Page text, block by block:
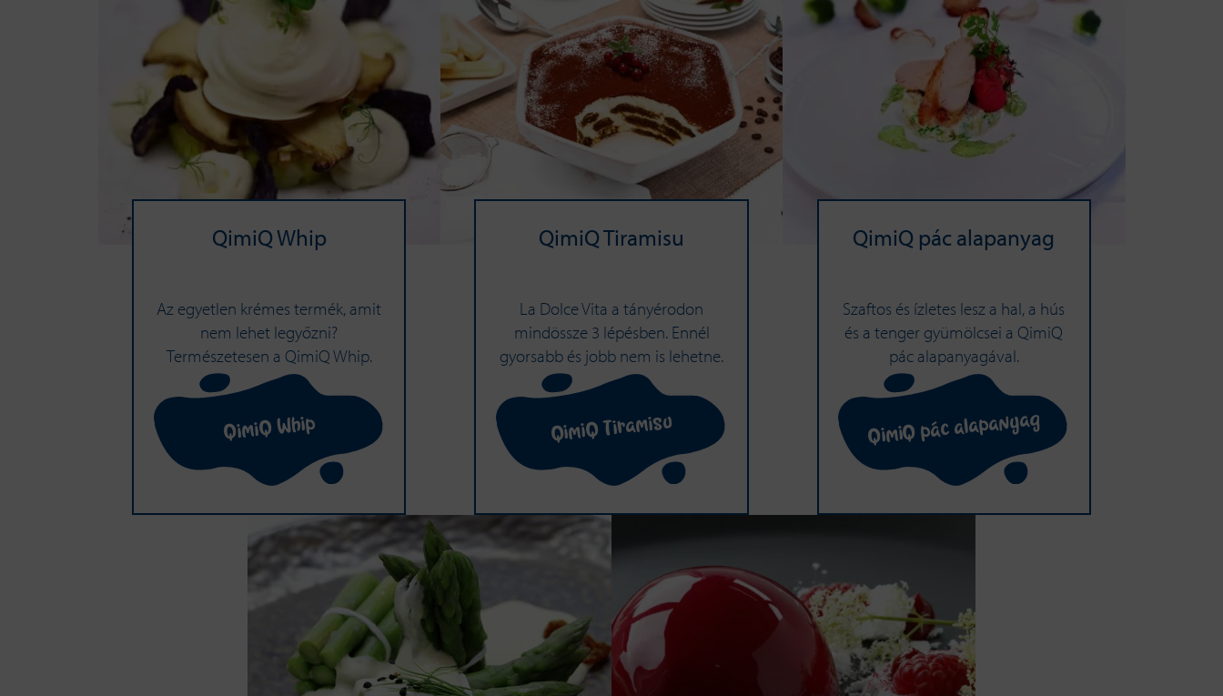
QimiQ Whip
Az egyetlen krémes termék, amit
nem lehet legyőzni?
Természetesen a QimiQ Whip.
QimiQ Whip
QimiQ Tiramisu
La Dolce Vita a tányérodon
mindössze 3 lépésben. Ennél
gyorsabb és jobb nem is lehetne.
QimiQ Tiramisu
QimiQ pác alapanyag
Szaftos és ízletes lesz a hal, a hús
és a tenger gyümölcsei a QimiQ
pác alapanyagával.
QimiQ pác alapanyag